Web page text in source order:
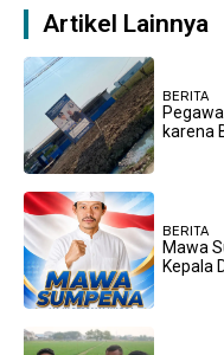
Artikel Lainnya
BERITA
karena
BERITA
Mawa
Kepala